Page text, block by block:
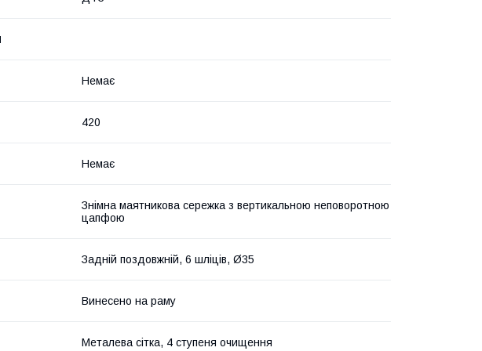
Немає
420
Немає
Знімна маятникова сережка з вертикальною неповоротною
цапфою
Задній поздовжній, 6 шліців, Ø35
Винесено на раму
Металева сітка, 4 ступеня очищення